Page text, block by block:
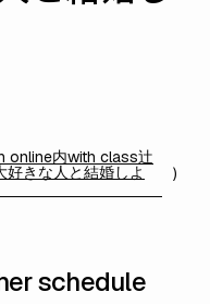
online内with class辻
好きな人と結婚しよ
schedule